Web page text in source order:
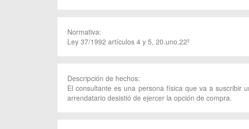
Normativa:
Ley 37/1992 artículos 4 y 5, 20.uno.22º
Descripción de hechos:
El consultante es una persona física que va a suscribir
arrendatario desistió de ejercer la opción de compra.